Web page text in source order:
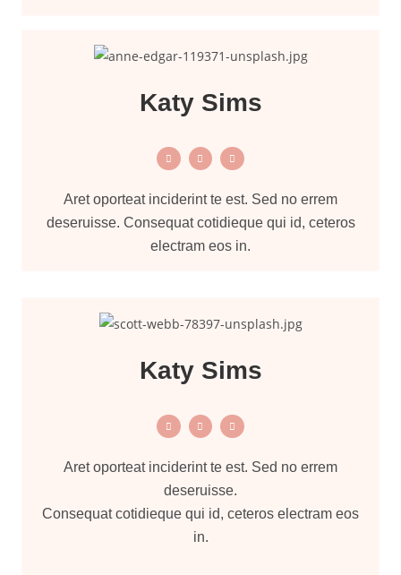
Katy Sims
Aret oporteat inciderint te est. Sed no errem
deseruisse. Consequat cotidieque qui id, ceteros
electram eos in.
Katy Sims
Aret oporteat inciderint te est. Sed no errem
deseruisse.
Consequat cotidieque qui id, ceteros electram eos
in.